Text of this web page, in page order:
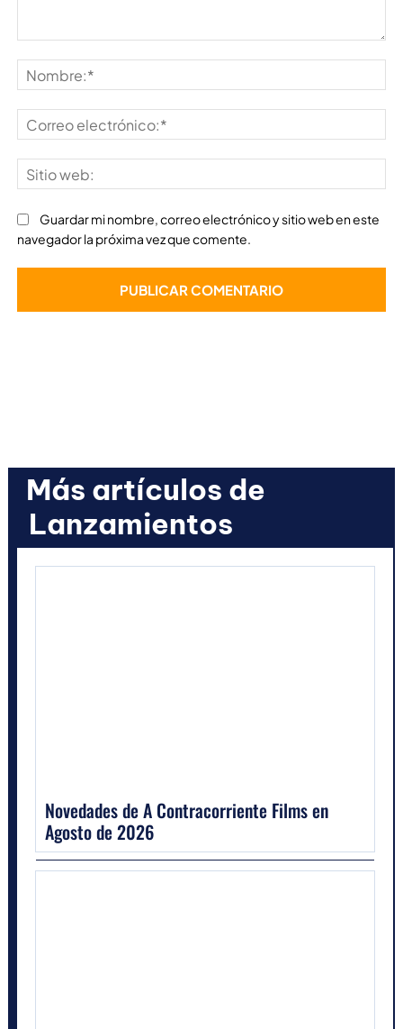
Guardar mi nombre, correo electrónico y sitio web en este
navegador la próxima vez que comente.
Más artículos de
Lanzamientos
Novedades de A Contracorriente Films en
Agosto de 2026